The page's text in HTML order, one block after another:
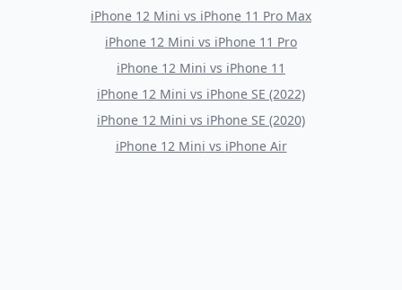
iPhone 12 Mini vs iPhone 11 Pro Max
iPhone 12 Mini vs iPhone 11 Pro
iPhone 12 Mini vs iPhone 11
iPhone 12 Mini vs iPhone SE (2022)
iPhone 12 Mini vs iPhone SE (2020)
iPhone 12 Mini vs iPhone Air